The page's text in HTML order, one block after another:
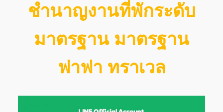
ชำนาญงานที่พักระดับ
มาตรฐาน มาตรฐาน
ฟาฟา ทราเวล